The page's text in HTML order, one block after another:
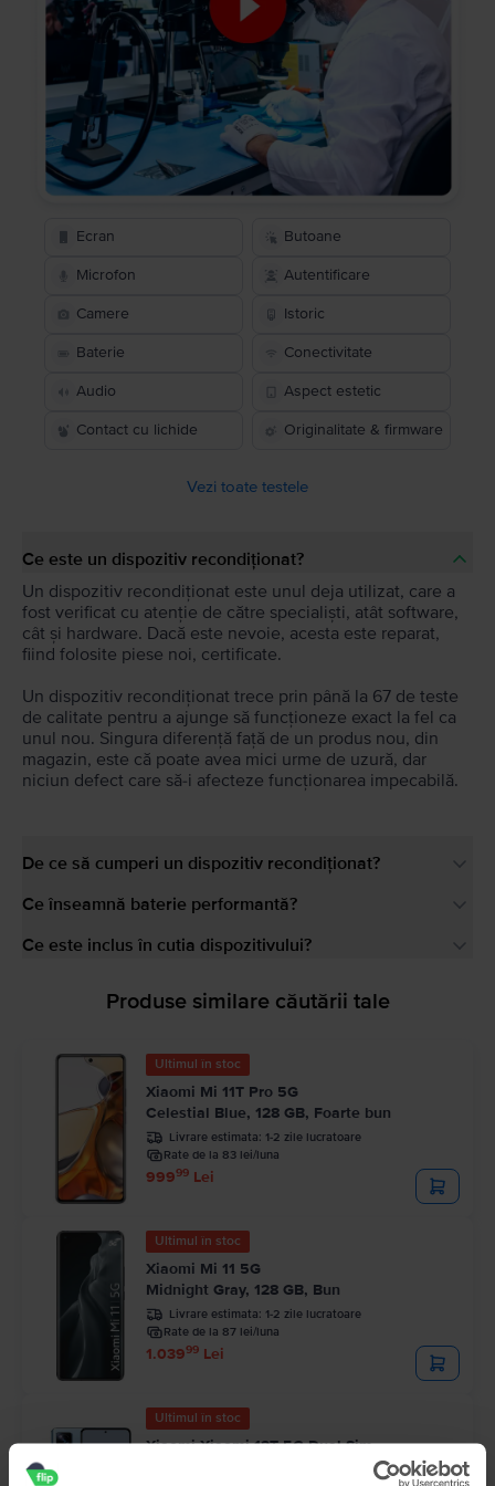
Ecran Butoane
Microfon Autentificare
Camere Istoric
Baterie Conectivitate
Audio Aspect estetic
Contact cu lichide Originalitate & firmware
Vezi toate testele
Ce este un dispozitiv recondiționat?
Un dispozitiv recondiționat este unul deja utilizat, care a
fost verificat cu atenție de către specialiști, atât software,
cât și hardware. Dacă este nevoie, acesta este reparat,
fiind folosite piese noi, certificate.
Un dispozitiv recondiționat trece prin până la 67 de teste
de calitate pentru a ajunge să funcționeze exact la fel ca
unul nou. Singura diferență față de un produs nou, din
magazin, este că poate avea mici urme de uzură, dar
niciun defect care să-i afecteze funcționarea impecabilă.
De ce să cumperi un dispozitiv recondiționat?
Ce înseamnă baterie performantă?
Ce este inclus în cutia dispozitivului?
Produse similare căutării tale
Ultimul în stoc
Xiaomi Mi 11T Pro 5G
Celestial Blue, 128 GB, Foarte bun
Livrare estimata: 1-2 zile lucratoare
Rate de la 83 lei/luna
99999 Lei
Ultimul în stoc
Xiaomi Mi 11 5G
Midnight Gray, 128 GB, Bun
Livrare estimata: 1-2 zile lucratoare
Rate de la 87 lei/luna
1.03999 Lei
Ultimul în stoc
Xiaomi Xiaomi 12T 5G Dual Sim